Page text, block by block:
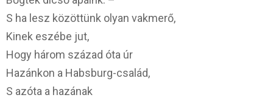
S ha lesz közöttünk olyan vakmerő,
Kinek eszébe jut,
Hogy három század óta úr
Hazánkon a Habsburg-család,
S azóta a hazának